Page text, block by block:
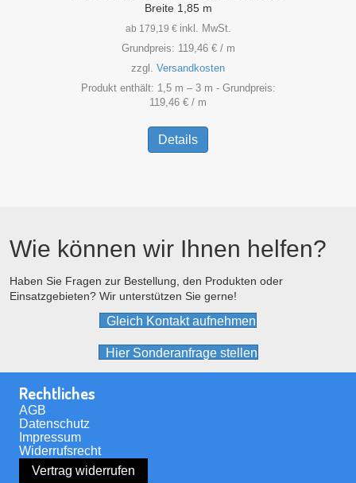
Breite 1,85 m
ab 179,19 € inkl. MwSt.
Grundpreis: 119,46 €/ m
zzgl. Versandkosten
Produkt enthält: 1,5 m – 3 m - Grundpreis:
119,46 € / m
Details
weist
können
der
Produktseite
gewählt
werden
Wie können wir Ihnen helfen?
Haben Sie Fragen zur Bestellung, den Produkten oder
Einsatzgebieten? Wir unterstützen Sie gerne!
Gleich Kontakt aufnehmen
Hier Sonderanfrage stellen
Rechtliches
AGB
Datenschutz
Impressum
Widerrufsrecht
Vertrag widerrufen